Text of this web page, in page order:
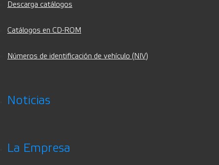
Descarga catálogos
Catálogos en CD-ROM
Números de identificación de vehículo (NIV)
Noticias
La Empresa